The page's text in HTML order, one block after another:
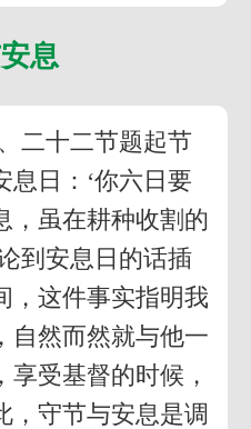
息
二十二节题起节
息日：‘你六日要
，虽在耕种收割的
到安息日的话插
，这件事实指明我
自然而然就与他一
享受基督的时候，
，守节与安息是调